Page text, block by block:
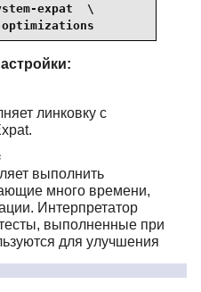
expat  \
линковку с
.
выполнить
много времени,
Интерпретатор
выполненные при
для улучшения